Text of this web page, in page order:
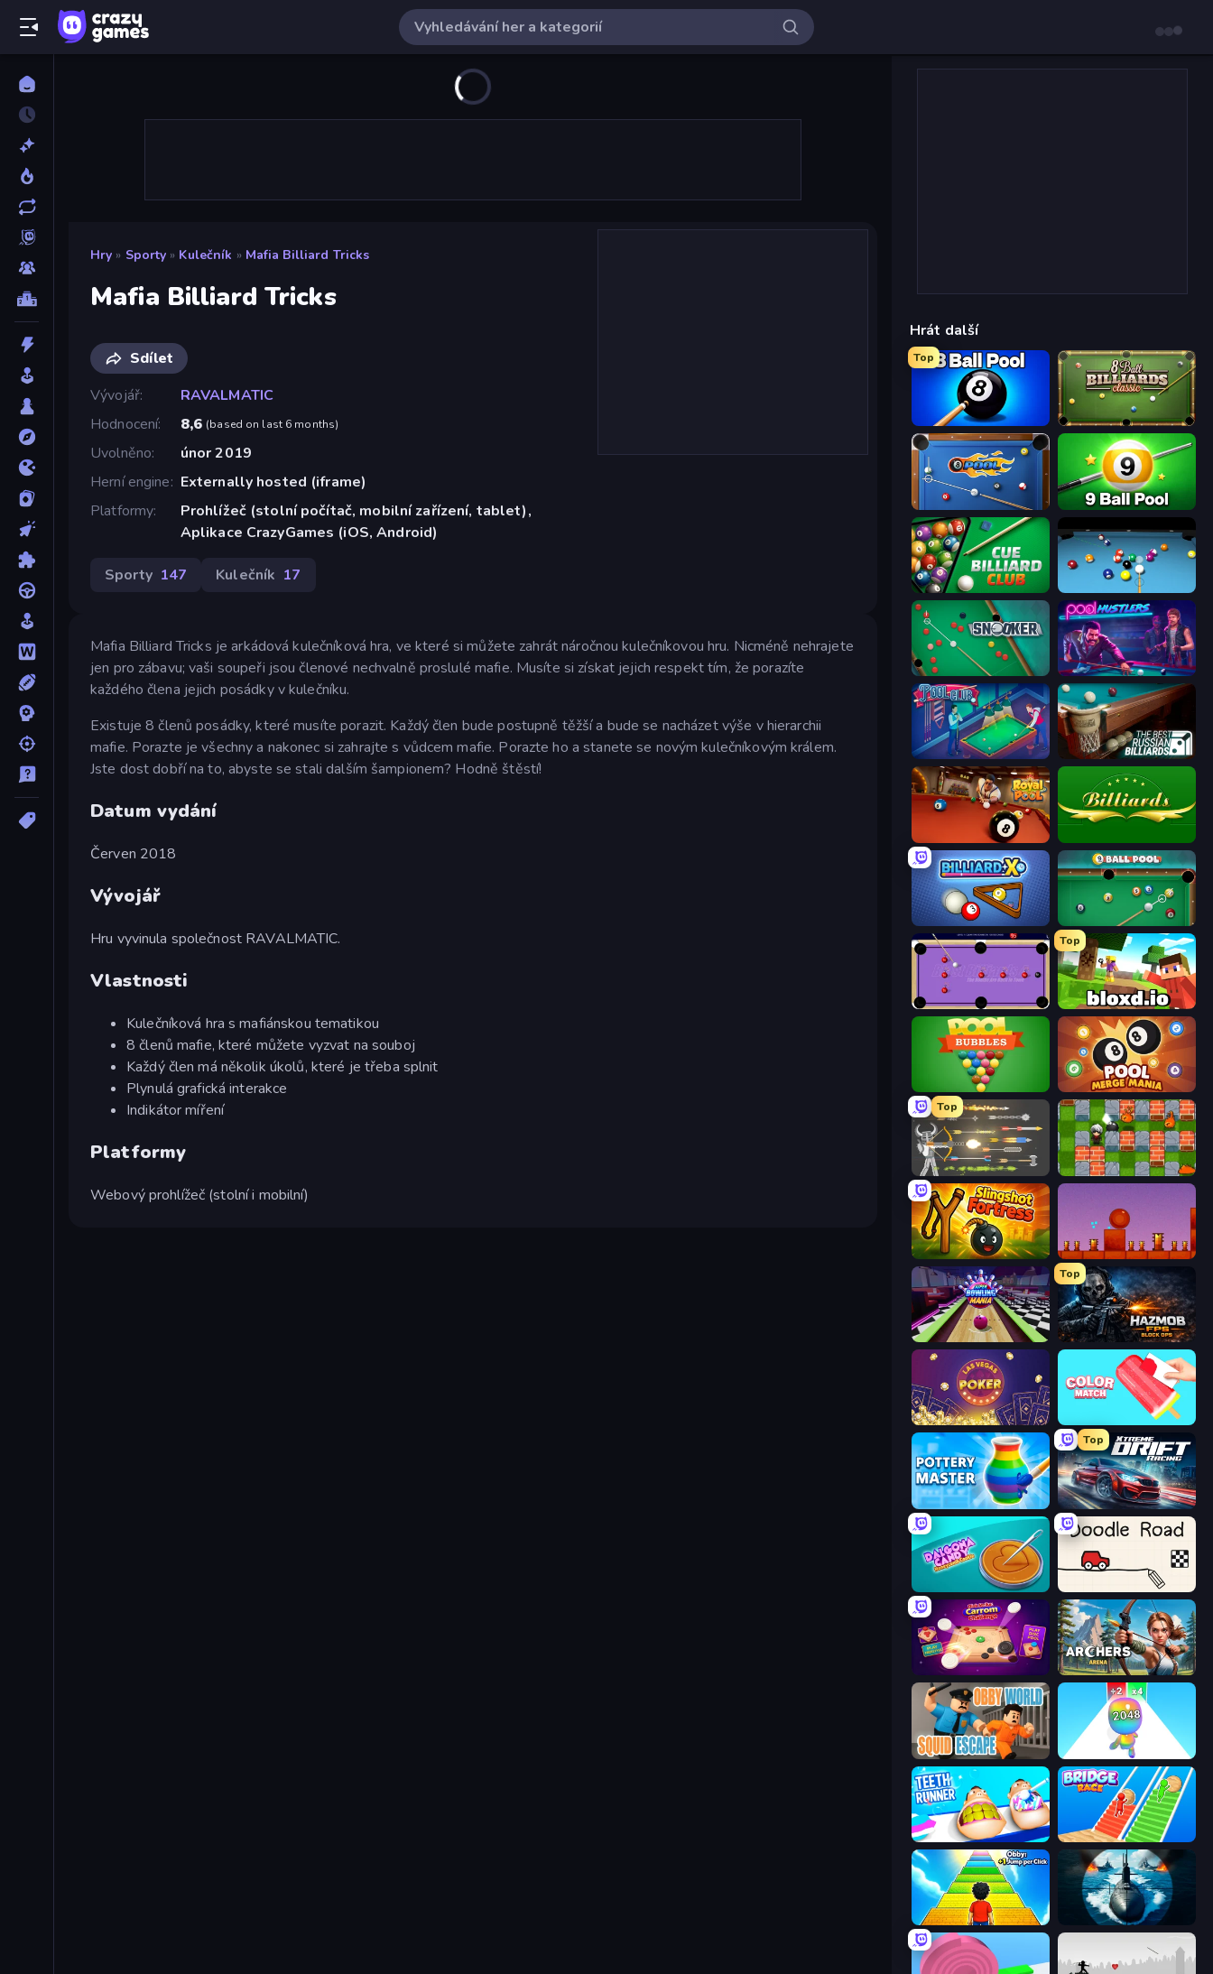
Hry » Sporty » Kulečník » Mafia Billiard Tricks
Mafia Billiard Tricks
Sdílet
Vývojář
RAVALMATIC
Hodnocení
8,6 (based on last 6 months)
Uvolněno
únor 2019
Herní engine
Externally hosted (iframe)
Platformy
Prohlížeč (stolní počítač, mobilní zařízení, tablet),
Aplikace CrazyGames (iOS, Android)
Sporty 147 Kulečník 17
Mafia Billiard Tricks je arkádová kulečníková hra, ve které si můžete zahrát náročnou kulečníkovou hru. Nicméně nehrajete
jen pro zábavu; vaši soupeři jsou členové nechvalně proslulé mafie. Musíte si získat jejich respekt tím, že porazíte
každého člena jejich posádky v kulečníku.
Existuje 8 členů posádky, které musíte porazit. Každý člen bude postupně těžší a bude se nacházet výše v hierarchii
mafie. Porazte je všechny a nakonec si zahrajte s vůdcem mafie. Porazte ho a stanete se novým kulečníkovým králem.
Jste dost dobří na to, abyste se stali dalším šampionem? Hodně štěstí!
Datum vydání
Červen 2018
Vývojář
Hru vyvinula společnost RAVALMATIC.
Vlastnosti
Kulečníková hra s mafiánskou tematikou
8 členů mafie, které můžete vyzvat na souboj
Každý člen má několik úkolů, které je třeba splnit
Plynulá grafická interakce
Indikátor míření
Platformy
Webový prohlížeč (stolní i mobilní)
Hrát další
Top
8 Ball Billiards Classic
8 Ball Pool
Cue Billiard Club Billiards Pool 8
Snooker Pool Hustlers
Pool Club The Best Russian Billiards
BilliardX 9 Ball Pool
Blast Billiards 4
Top
Bloxd.io
Pool Bubbles Pool Merge Mania
Top
Ragdoll Archers Bomber Friends
Slingshot Fortress Bounce Return
Super Bowling Mania
Top
Hazmob FPS: Online Shooter
Las Vegas Poker
Pottery Master
Top
Xtreme DRIFT Racing
Dalgona Candy Honeycomb Cookie
Archers Arena
Man Runner 2048
Teeth Runner Bridge Race
Obby: +1 Jump per Click Ships Battlefield 3D